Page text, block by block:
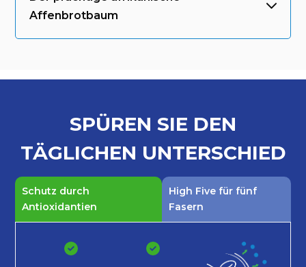
Affenbrotbaum
SPÜREN SIE DEN
TÄGLICHEN UNTERSCHIED
Schutz durch
Antioxidantien
High Five für fünf
Fasern